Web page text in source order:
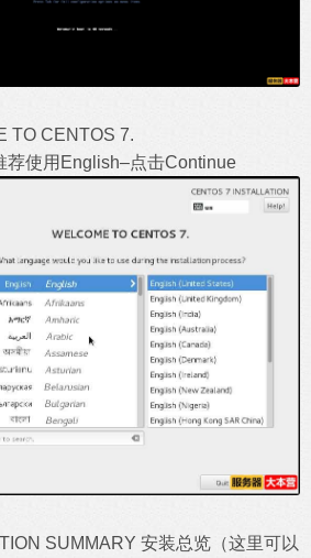
TO CENTOS 7.
使用English–点击Continue
SUMMARY 安装总览（这里可以